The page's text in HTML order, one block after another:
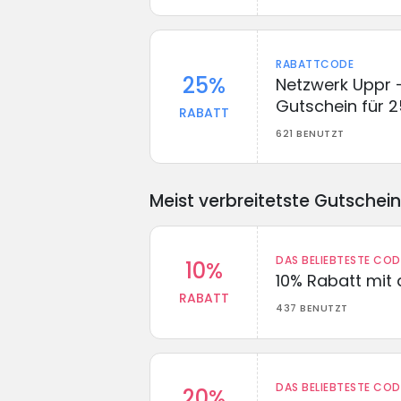
25%
RABATT
RABATTCODE
Netzwerk Uppr
Gutschein für
621 BENUTZT
Meist verbreitetste
10%
RABATT
DAS BELIEBTESTE
10% Rabatt
437 BENUTZT
DAS BELIEBTESTE